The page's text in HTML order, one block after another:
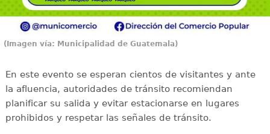
(Imagen vía: Municipalidad de Guatemala)
En este evento se esperan cientos de visitantes y ante
la afluencia, autoridades de tránsito recomiendan
planificar su salida y evitar estacionarse en lugares
prohibidos y respetar las señales de tránsito.